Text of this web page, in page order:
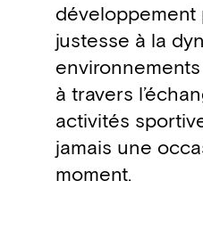
développement
justesse à la
à travers
activités
jamais une
moment.